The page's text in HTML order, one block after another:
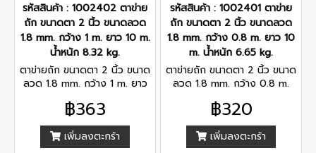
รหัสสินค้า : 1002402 ตาข่าย
ถัก ขนาดตา 2 นิ้ว ขนาดลวด
1.8 mm. กว้าง 1 m. ยาว 10 m.
น้ำหนัก 8.32 kg.
ตาข่ายถัก ขนาดตา 2 นิ้ว ขนาด
ลวด 1.8 mm. กว้าง 1 m. ยาว
฿363
เพิ่มลงตะกร้า
รหัสสินค้า : 1002401 ตาข่าย
ถัก ขนาดตา 2 นิ้ว ขนาดลวด
1.8 mm. กว้าง 0.8 m. ยาว 10
m. น้ำหนัก 6.65 kg.
ตาข่ายถัก ขนาดตา 2 นิ้ว ขนาด
ลวด 1.8 mm. กว้าง 0.8 m.
฿320
เพิ่มลงตะกร้า